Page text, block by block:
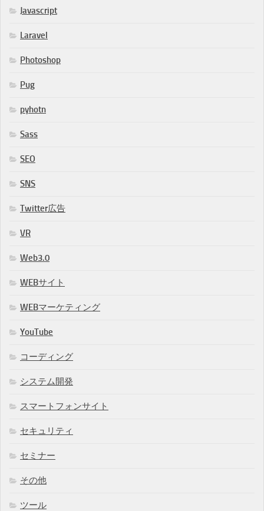
Javascript
Laravel
Photoshop
Pug
pyhotn
Sass
SEO
SNS
Twitter広告
VR
Web3.0
WEBサイト
WEBマーケティング
YouTube
コーディング
システム開発
スマートフォンサイト
セキュリティ
セミナー
その他
ツール